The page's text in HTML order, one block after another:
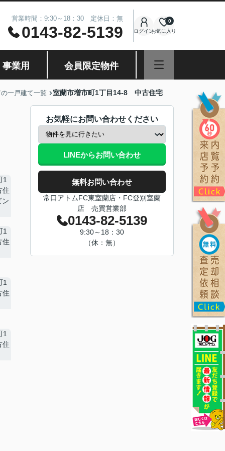
営業時間：9:30～18：30 定休日：無
0143-82-5139 ログインお気に入り
0
業用 会員限定物件
一戸建て一覧 室蘭市増市町1丁目14-8 中古住宅
お気軽にお問い合わせください
LINEからお問い合わせ
無料お問い合わせ
常口アトムFC東室蘭店・FC登別室蘭
店 売買営業部
0143-82-5139
9:30～18：30
（休：無）